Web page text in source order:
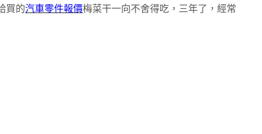
買的汽車零件報價梅菜干一向不舍得吃，三年了，經常